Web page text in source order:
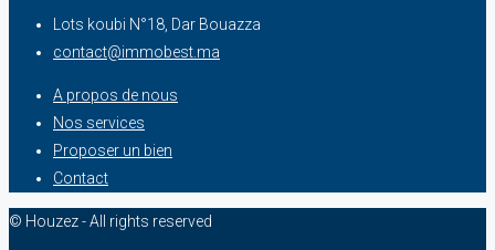
Lots koubi N°18, Dar Bouazza
contact@immobest.ma
A propos de nous
Nos services
Proposer un bien
Contact
© Houzez - All rights reserved